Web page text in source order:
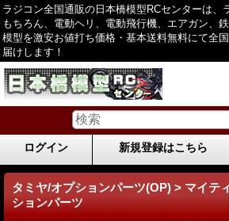
ラジコン全国通販の日本橋模型RCセンターは、
もちろん、電動ヘリ、電動飛行機、エアガン、
模型を激安お値打ち価格・基本送料無料にて全
届けします！
ログイン 新規登録はこちら
タミヤ/オプションパーツ(OP) > マイテ
ションパーツ